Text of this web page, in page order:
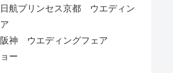
航プリンセス京都 ウエディン
神 ウエディングフェア
ー